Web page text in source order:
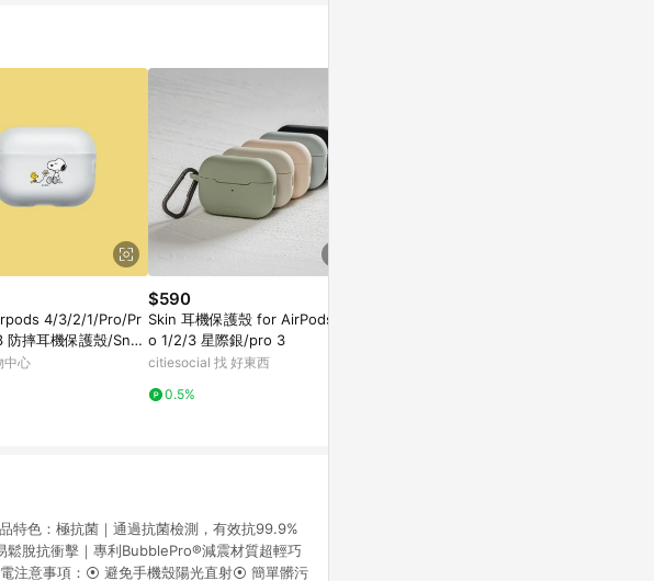
4/3/2/1/Pro/Pr
摔耳機保護殼/Snoo
漫一下
中心
$590
Skin 耳機保護殼 for AirPods Pr
o 1/2/3 星際銀/pro 3
citiesocial 找 好東西
0.5%
特色：極抗菌｜通過抗菌檢測，有效抗99.9%
鬆脫抗衝擊｜專利BubblePro®減震材質超輕巧
電注意事項：⦿ 避免手機殼陽光直射⦿ 簡單髒污